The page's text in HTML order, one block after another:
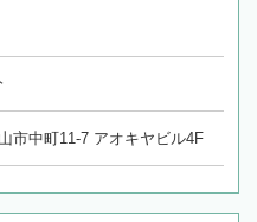
市中町11-7 アオキヤビル4F